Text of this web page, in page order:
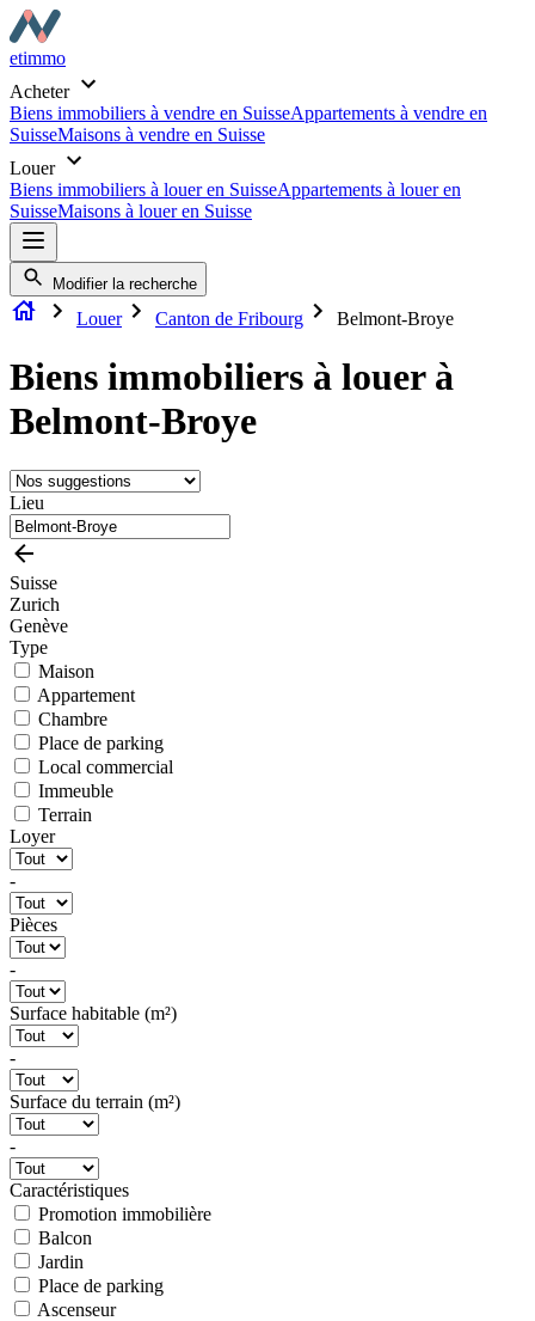
etimmo
Acheter
Biens immobiliers à vendre en SuisseAppartements à vendre en
SuisseMaisons à vendre en Suisse
Louer
Biens immobiliers à louer en SuisseAppartements à louer en
SuisseMaisons à louer en Suisse
Modifier la recherche
Louer Canton de Fribourg Belmont-Broye
Biens immobiliers à louer à
Belmont-Broye
Lieu
Suisse
Zurich
Genève
Type
Maison
Appartement
Chambre
Place de parking
Local commercial
Immeuble
Terrain
Loyer
-
Pièces
-
Surface habitable (m²)
-
Surface du terrain (m²)
-
Caractéristiques
Promotion immobilière
Balcon
Jardin
Place de parking
Ascenseur